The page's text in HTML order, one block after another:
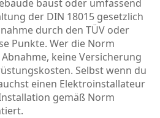
baust oder umfassend
der DIN 18015 gesetzlich
durch den TÜV oder
Punkte. Wer die Norm
keine Versicherung
Selbst wenn du
einen Elektroinstallateur
gemäß Norm